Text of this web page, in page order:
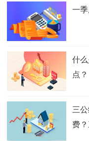
一
什
点？
三
费